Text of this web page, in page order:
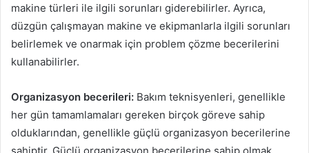
makine türleri ile ilgili sorunları giderebilirler. Ayrıca,
düzgün çalışmayan makine ve ekipmanlarla ilgili sorunları
belirlemek ve onarmak için problem çözme becerilerini
kullanabilirler.
Organizasyon becerileri: Bakım teknisyenleri, genellikle
her gün tamamlamaları gereken birçok göreve sahip
olduklarından, genellikle güçlü organizasyon becerilerine